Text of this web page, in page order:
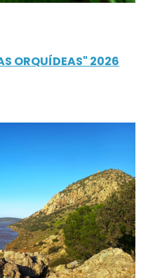
ORQUÍDEAS" 2026